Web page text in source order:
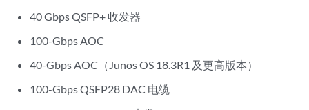
40 Gbps QSFP+ 收发器
100-Gbps AOC
40-Gbps AOC（Junos OS 18.3R1 及更高版本）
100-Gbps QSFP28 DAC 电缆